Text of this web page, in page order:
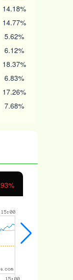
14.18%
14.77%
5.62%
6.12%
18.37%
6.83%
17.26%
7.68%